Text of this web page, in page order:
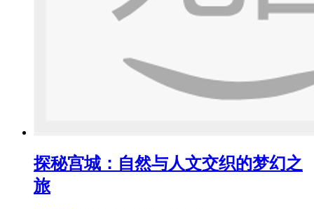
探秘宫城：自然与人文交织的梦幻之
旅